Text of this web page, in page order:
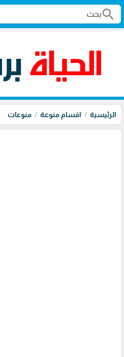
search
الرئيسية اقسام منوعة منوعات